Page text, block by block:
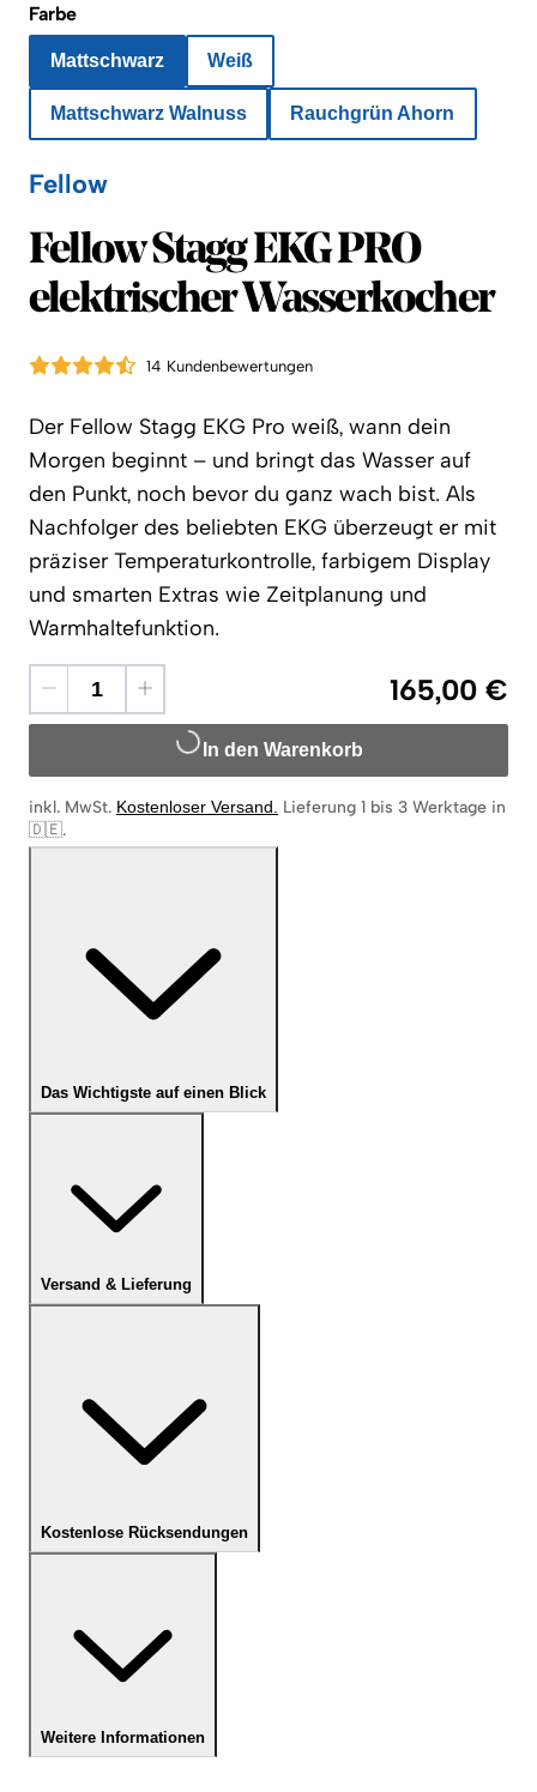
Farbe
Mattschwarz Weiß
Mattschwarz Walnuss Rauchgrün Ahorn
Fellow
Fellow
Fellow Stagg EKG PRO
elektrischer Wasserkocher
14 Kundenbewertungen
Der Fellow Stagg EKG Pro weiß, wann dein
Morgen beginnt – und bringt das Wasser auf
den Punkt, noch bevor du ganz wach bist. Als
Nachfolger des beliebten EKG überzeugt er mit
präziser Temperaturkontrolle, farbigem Display
und smarten Extras wie Zeitplanung und
Warmhaltefunktion.
165,00 €
In den Warenkorb
inkl. MwSt. Kostenloser Versand
Lieferung 1 bis 3 Werktage in
🇩🇪.
Das Wichtigste auf einen Blick
Versand & Lieferung
Kostenlose Rücksendungen
Weitere Informationen